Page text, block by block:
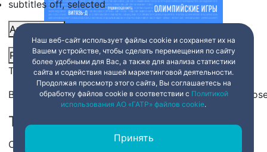
subtitles off, selected
Audio Track
Picture-in-Picture Fullscreen Share
This is a modal window.
Beginning of dialog window. Escape will cancel and
Text
Color Transparency
Наш веб-сайт использует файлы cookie и сохраняет их на
Вашем устройстве, чтобы сделать перемещения по сайту
более удобными для Вас, а также для анализа статистики
сайта и содействия нашей маркетинговой деятельности.
Продолжая просмотр этого сайта, Вы соглашаетесь на
обработку файлов cookie в соответствии с Политикой
использования АО «ГАТР» файлов cookie.
Принять